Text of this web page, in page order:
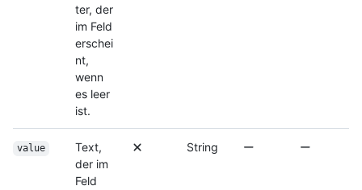
ter, der
im Feld
erschei
nt,
wenn
es leer
ist.
value
Text,
der im
Feld
String